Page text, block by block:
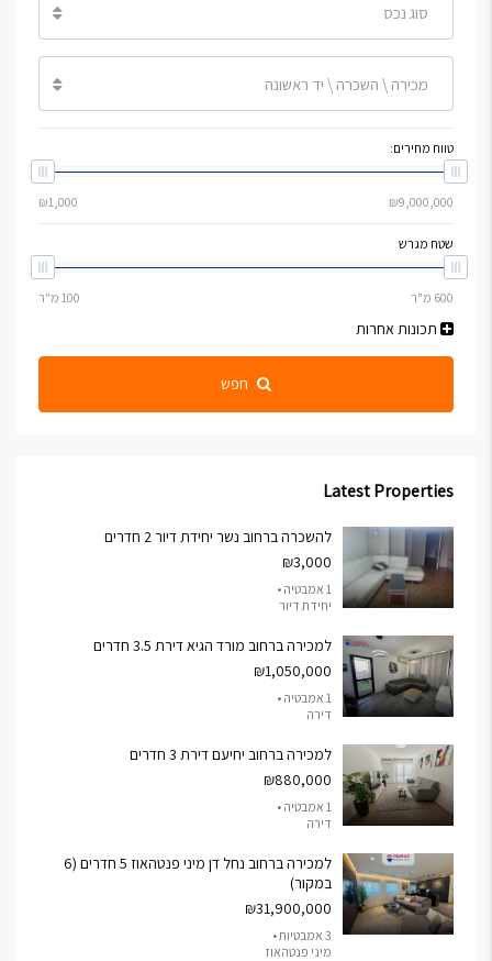
סוג נכס
מכירה \ השכרה \ יד ראשונה
טווח מחירים:
שטח מגרש
תכונות אחרות
חפש
Latest Properties
להשכרה ברחוב נשר יחידת דיור 2 חדרים
₪3,000
1 אמבטיה •
יחידת דיור
למכירה ברחוב מורד הגיא דירת 3.5 חדרים
₪1,050,000
1 אמבטיה •
דירה
למכירה ברחוב יחיעם דירת 3 חדרים
₪880,000
1 אמבטיה •
דירה
למכירה ברחוב נחל דן מיני פנטהאוז 5 חדרים (6
במקור)
₪31,900,000
3 אמבטיות •
מיני פנטהאוז